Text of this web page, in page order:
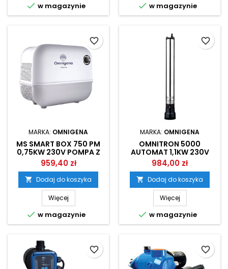
 w magazynie  w magazynie
MARKA: OMNIGENA
MS SMART BOX 750 PM
0,75KW 230V POMPA Z
FALOWNIKIEM DO
PODNOSZENIA CIŚNIENIA
OMNIGENA
959,40 zł
 Dodaj do koszyka
Więcej
 w magazynie
favorite_border
MARKA: OMNIGENA
OMNITRON 5000
AUTOMAT 1,1KW 230V
POMPA GŁĘBINOWA
OMNIGENA
984,00 zł
 Dodaj do koszyka
Więcej
 w magazynie
favorite_border
favorite_border favorite_border